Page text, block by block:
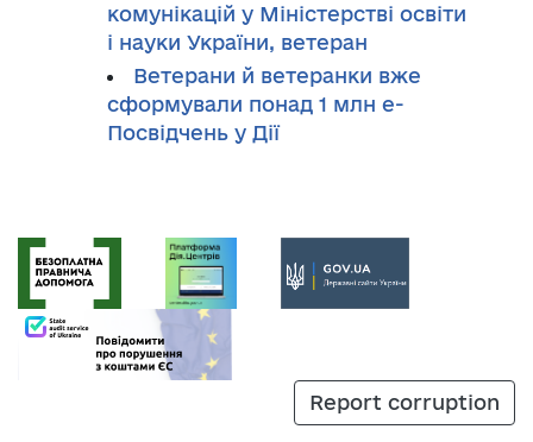
комунікацій у Міністерстві освіти
і науки України, ветеран
Ветерани й ветеранки вже
сформували понад 1 млн е-
Посвідчень у Дії
Report corruption